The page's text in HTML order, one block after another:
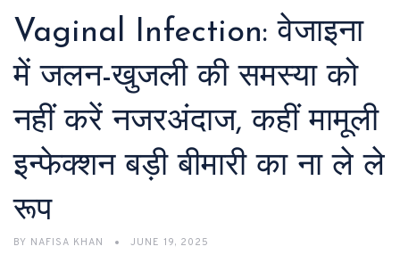
Vaginal Infection: वेजाइना
में जलन-खुजली की समस्या को
नहीं करें नजरअंदाज, कहीं मामूली
इन्फेक्शन बड़ी बीमारी का ना ले ले
रूप
BY NAFISA KHAN JUNE 19, 2025